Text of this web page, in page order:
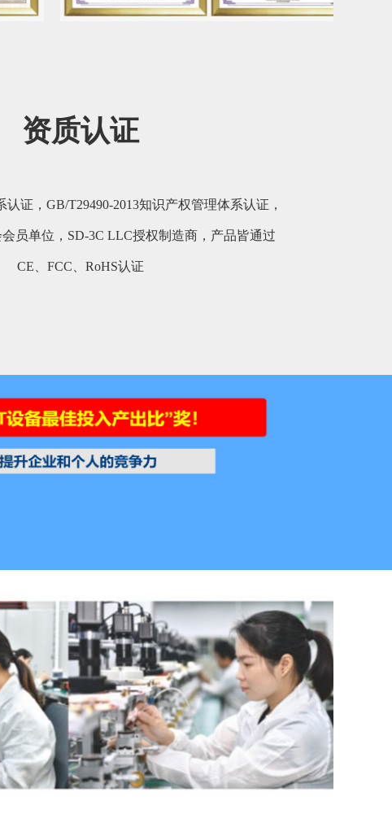
资质认证
认证，GB/T29490-2013知识产权管理体系认证，
员单位，SD-3C LLC授权制造商，产品皆通过
CE、FCC、RoHS认证